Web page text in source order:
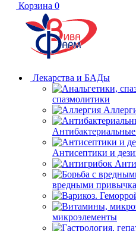
Корзина 0
Лекарства и БАДы
спазмолитики
Антисептики и
вредными
микроэлементы